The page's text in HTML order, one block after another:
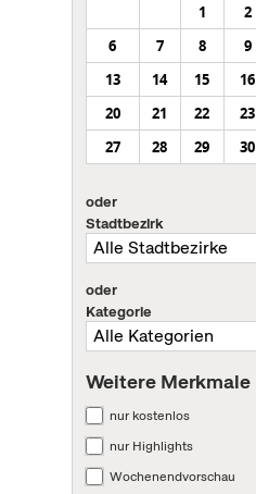
1
2
6
7 8 9
13
14 15 16
20
21 22 23
27
28 29 30
oder
Stadtbezirk
oder
Kategorie
Weitere Merkmale
nur kostenlos
nur Highlights
Wochenendvorschau